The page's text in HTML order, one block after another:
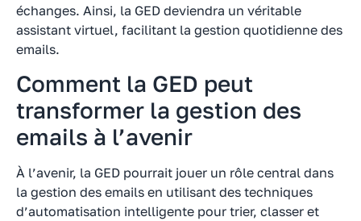
échanges. Ainsi, la GED deviendra un véritable
assistant virtuel, facilitant la gestion quotidienne des
emails.
Comment la GED peut
transformer la gestion des
emails à l’avenir
À l’avenir, la GED pourrait jouer un rôle central dans
la gestion des emails en utilisant des techniques
d’automatisation intelligente pour trier, classer et